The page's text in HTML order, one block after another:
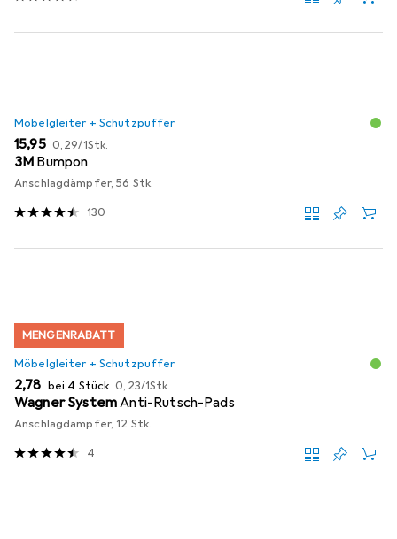
Möbelgleiter + Schutzpuffer
EUR
15,95 EUR
0,29/1Stk.
3M Bumpon
Anschlagdämpfer, 56 Stk.
130
MENGENRABATT
Möbelgleiter + Schutzpuffer
EUR
2,78 bei 4 Stück EUR
0,23/1Stk.
Wagner SystemAnti-Rutsch-Pads
Anschlagdämpfer, 12 Stk.
4